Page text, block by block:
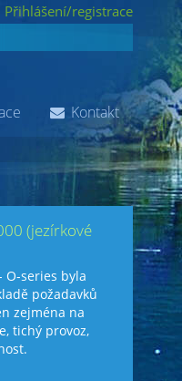
(jezírkové
O-series byla
požadavků
zejména na
tichý provoz,
Kontakt
Přihlášení/registrace